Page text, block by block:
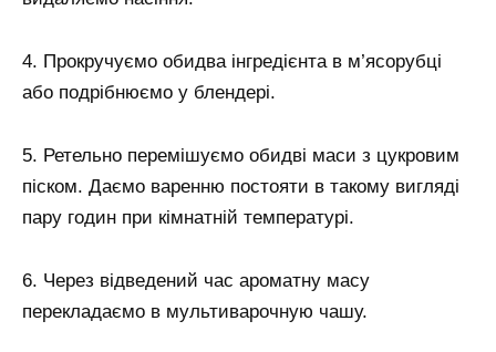
4. Прокручуємо обидва інгредієнта в м’ясорубці
або подрібнюємо у блендері.
5. Ретельно перемішуємо обидві маси з цукровим
піском. Даємо варенню постояти в такому вигляді
пару годин при кімнатній температурі.
6. Через відведений час ароматну масу
перекладаємо в мультиварочную чашу.